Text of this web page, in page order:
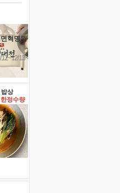
혁명워
12~12/13
상
한정수량